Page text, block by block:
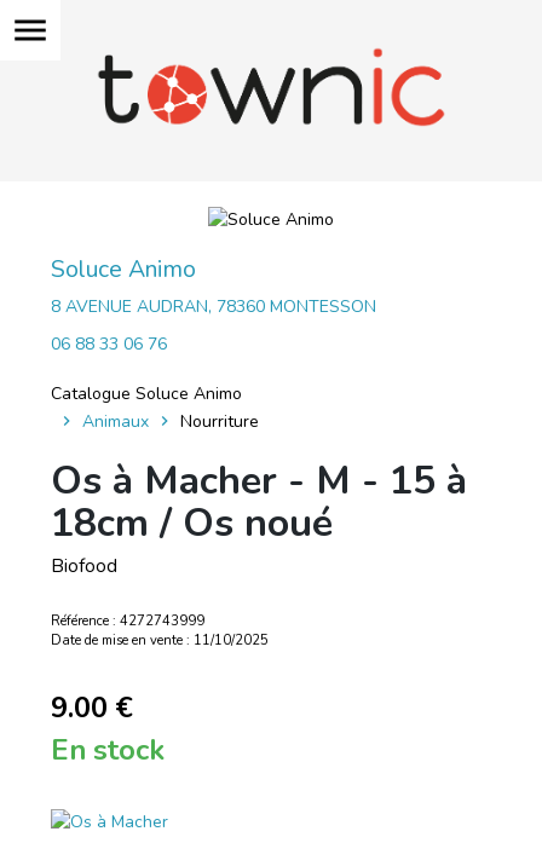
menu
Soluce Animo
8 AVENUE AUDRAN, 78360 MONTESSON
06 88 33 06 76
Catalogue Soluce Animo
Animaux
Nourriture
Os à Macher - M - 15 à
18cm / Os noué
Biofood
Référence : 4272743999
Date de mise en vente : 11/10/2025
9.00 €
En stock